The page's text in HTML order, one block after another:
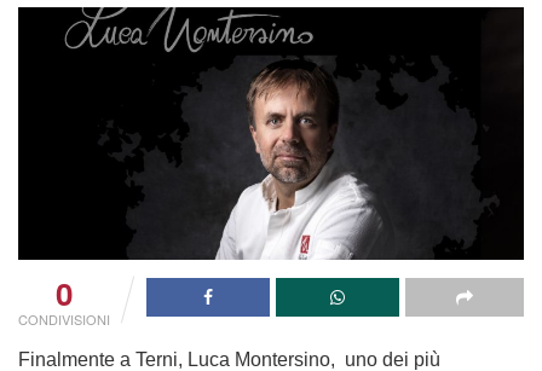
0
CONDIVISIONI
Finalmente a Terni, Luca Montersino, uno dei più